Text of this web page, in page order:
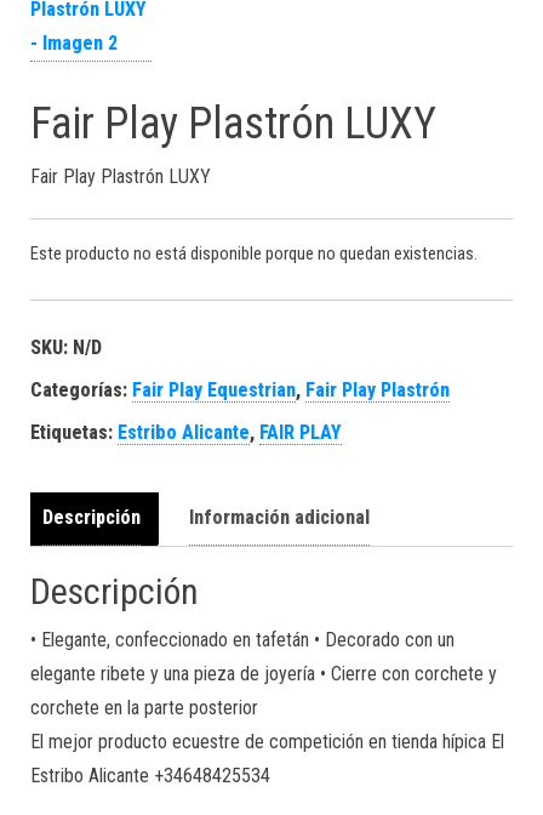
Fair Play Plastrón LUXY
Fair Play Plastrón LUXY
Este producto no está disponible porque no quedan existencias.
SKU: N/D
Categorías: Fair Play Equestrian, Fair Play Plastrón
Etiquetas: Estribo Alicante, FAIR PLAY
Descripción Información adicional
Descripción
• Elegante, confeccionado en tafetán • Decorado con un
elegante ribete y una pieza de joyería • Cierre con corchete y
corchete en la parte posterior
El mejor producto ecuestre de competición en tienda hípica El
Estribo Alicante +34648425534